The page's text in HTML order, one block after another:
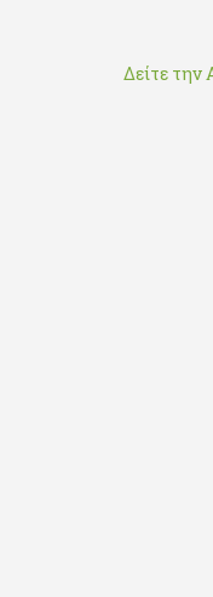
Δείτε την